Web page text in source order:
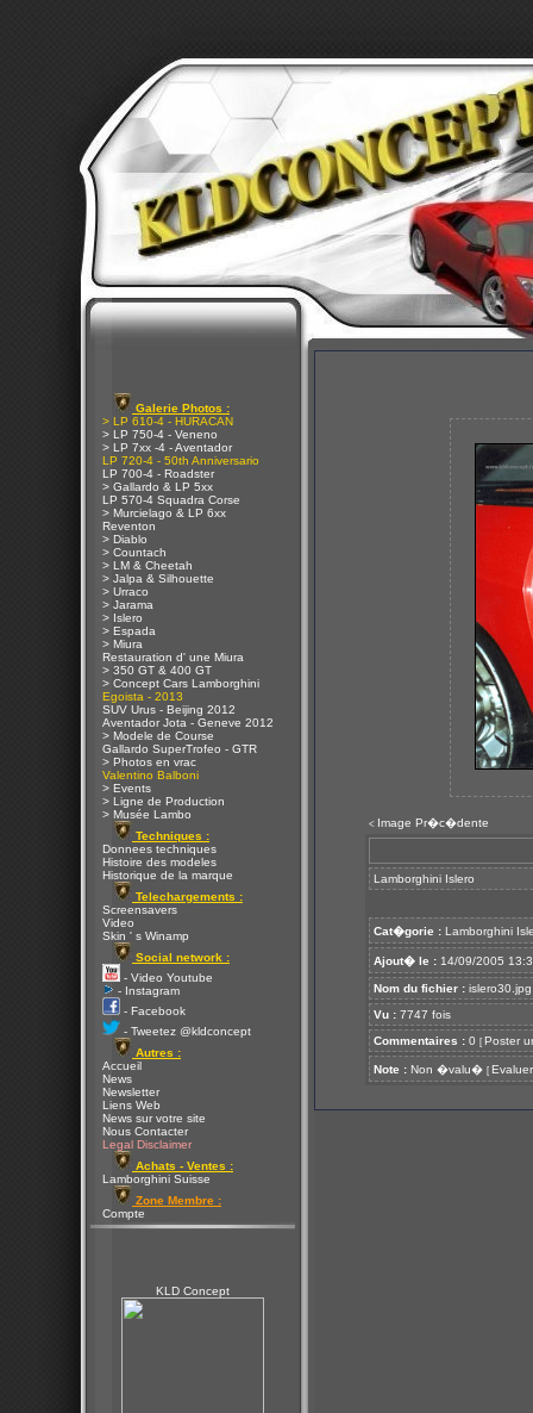
Galerie Photos :
> LP 610-4 - HURACAN
> LP 750-4 - Veneno
> LP 7xx -4 - Aventador
LP 720-4 - 50th Anniversario
LP 700-4 - Roadster
> Gallardo & LP 5xx
LP 570-4 Squadra Corse
> Murcielago & LP 6xx
Reventon
> Diablo
> Countach
> LM & Cheetah
> Jalpa & Silhouette
> Urraco
> Jarama
> Islero
> Espada
> Miura
Restauration d' une Miura
> 350 GT & 400 GT
> Concept Cars Lamborghini
Egoista - 2013
SUV Urus - Beijing 2012
Aventador Jota - Geneve 2012
> Modele de Course
Gallardo SuperTrofeo - GTR
> Photos en vrac
Valentino Balboni
> Events
> Ligne de Production
> Musée Lambo
Techniques :
Donnees techniques
Histoire des modeles
Historique de la marque
Telechargements :
Screensavers
Video
Skin ' s Winamp
Social network :
- Video Youtube
- Instagram
- Facebook
- Tweetez @kldconcept
Autres :
Accueil
News
Newsletter
Liens Web
News sur votre site
Nous Contacter
Legal Disclaimer
Achats - Ventes :
Lamborghini Suisse
Zone Membre :
Compte
KLD Concept
< Image Pr�c�dente
Lamborghini Islero
Cat�gorie : Lamborghini
Ajout� le : 14/09/2005
Nom du fichier : islero30.jpg
Vu : 7747 fois
Commentaires : 0 [ Poster
Note : Non �valu� [ Evaluer